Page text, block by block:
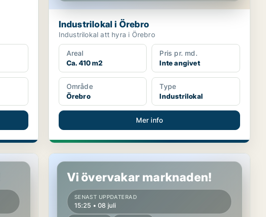
Industrilokal i Örebro
Industrilokal att hyra i Örebro
Areal
Ca. 410 m2
Pris pr. md.
Inte angivet
Område
Örebro
Type
Industrilokal
Mer info
Kontor i Örebro
Vi övervakar marknaden!
SENAST UPPDATERAD
15:25 • 08 juli